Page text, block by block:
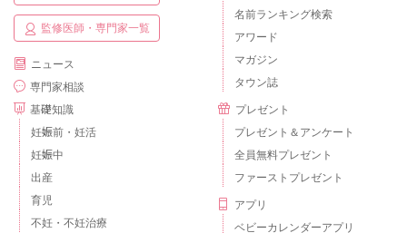
監修医師・専門家一覧
ニュース
専門家相談
基礎知識
妊娠前・妊活
妊娠中
出産
育児
不妊・不妊治療
名前ランキング検索
アワード
マガジン
タウン誌
プレゼント
プレゼント＆アンケート
全員無料プレゼント
ファーストプレゼント
アプリ
ベビーカレンダーアプリ